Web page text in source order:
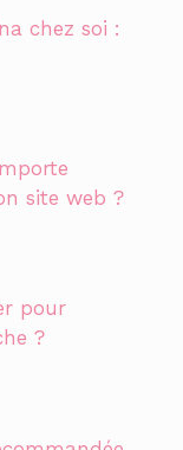
chez soi :
site web ?
pour
?